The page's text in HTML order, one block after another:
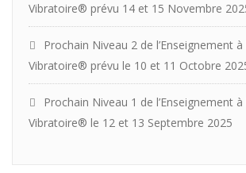
Vibratoire® prévu 14 et 15 Novembre
Prochain Niveau 2 de l’Enseignement
Vibratoire® prévu le 10 et 11 Octobre
Prochain Niveau 1 de l’Enseignement
Vibratoire® le 12 et 13 Septembre 2025